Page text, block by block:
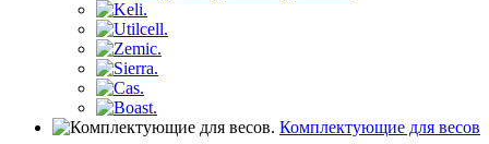
Комплектующие для весов